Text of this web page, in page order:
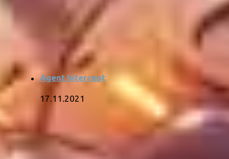
Agent Intercept
17.11.2021